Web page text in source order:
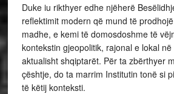
Duke iu rikthyer edhe njëherë
reflektimit modern që mund të
madhe, e kemi të domosdoshme të
kontekstin gjeopolitik, rajonal e lokal
aktualisht shqiptarët. Për ta zbërthyer
çështje, do ta marrim Institutin tonë si
të këtij konteksti.